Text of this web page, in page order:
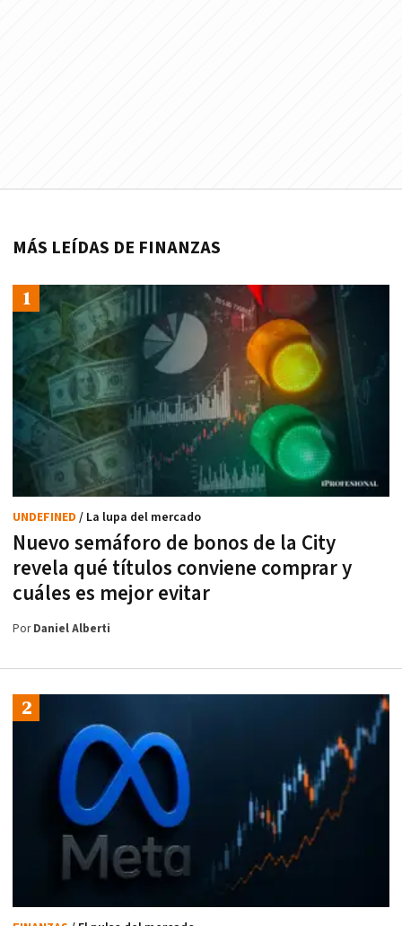
MÁS LEÍDAS DE FINANZAS
Nuevo semáforo de bonos de la City
revela qué títulos conviene comprar y
cuáles es mejor evitar
UNDEFINED / La lupa del mercado
PorDaniel Alberti